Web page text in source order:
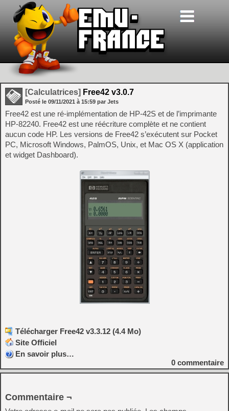
[Calculatrices] Free42 v3.0.7
Posté le 09/11/2021 à 15:59 par Jets
Free42 est une ré-implémentation de HP-42S et de l’imprimante
HP-82240. Free42 est une réécriture complète et ne contient
aucun code HP. Les versions de Free42 s’exécutent sur Pocket
PC, Microsoft Windows, PalmOS, Unix, et Mac OS X (application
et widget Dashboard).
Télécharger Free42 v3.3.12 (4.4 Mo)
Site Officiel
En savoir plus…
0 commentaire
Commentaire ¬